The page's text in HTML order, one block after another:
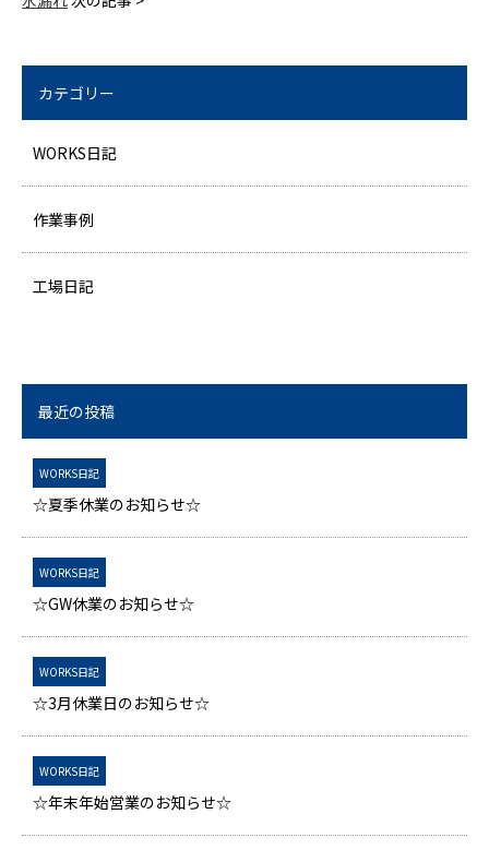
カテゴリー
WORKS日記
作業事例
工場日記
最近の投稿
WORKS日記
☆夏季休業のお知らせ☆
WORKS日記
☆GW休業のお知らせ☆
WORKS日記
☆3月休業日のお知らせ☆
WORKS日記
☆年末年始営業のお知らせ☆